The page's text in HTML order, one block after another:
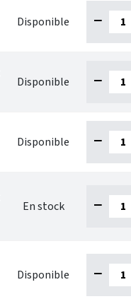
Disponible −
Disponible −
Disponible −
En stock −
Disponible −